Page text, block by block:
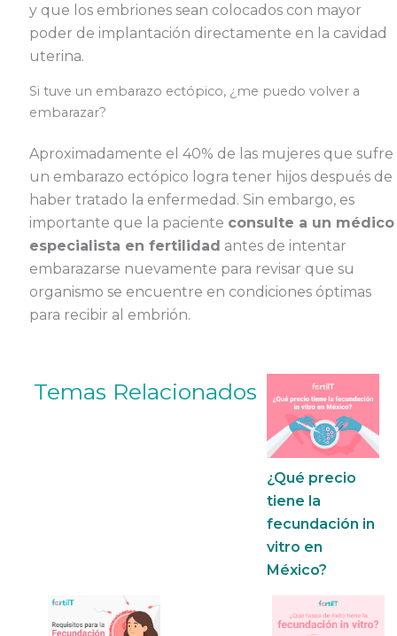
y que los embriones sean colocados con mayor
poder de implantación directamente en la cavidad
uterina.
Si tuve un embarazo ectópico, ¿me puedo volver a
embarazar?
Aproximadamente el 40% de las mujeres que sufre
un embarazo ectópico logra tener hijos después de
haber tratado la enfermedad. Sin embargo, es
importante que la paciente consulte a un médico
especialista en fertilidad antes de intentar
embarazarse nuevamente para revisar que su
organismo se encuentre en condiciones óptimas
para recibir al embrión.
Temas Relacionados
¿Qué precio
tiene la
fecundación in
vitro en
México?